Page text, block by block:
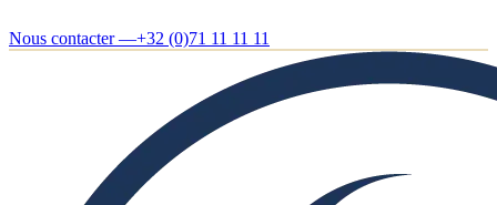
Nous contacter —+32 (0)71 11 11 11